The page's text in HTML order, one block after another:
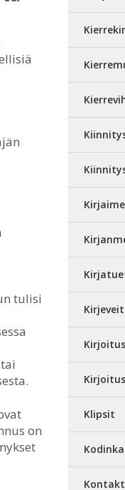
tulisi
on
Klipsit